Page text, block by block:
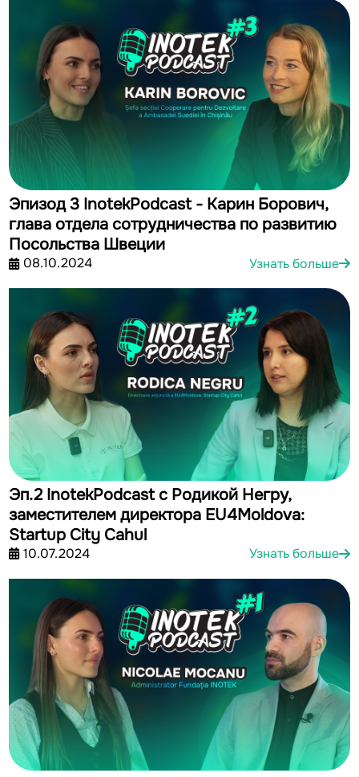
Эпизод 3 InotekPodcast - Карин Борович,
глава отдела сотрудничества по развитию
Посольства Швеции
08.10.2024 Узнать больше
Эп.2 InotekPodcast с Родикой Негру,
заместителем директора EU4Moldova:
Startup City Cahul
10.07.2024 Узнать больше